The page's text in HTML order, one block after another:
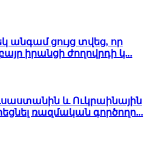
անգամ ցույց տվեց, որ
իրանցի ժողովրդի կ...
և Ուկրաինային
ռազմական գործողո...